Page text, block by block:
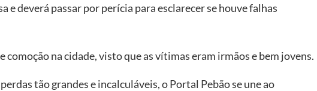
e deverá passar por perícia para esclarecer se houve falhas
comoção na cidade, visto que as vítimas eram irmãos e bem jovens.
tão grandes e incalculáveis, o Portal Pebão se une ao